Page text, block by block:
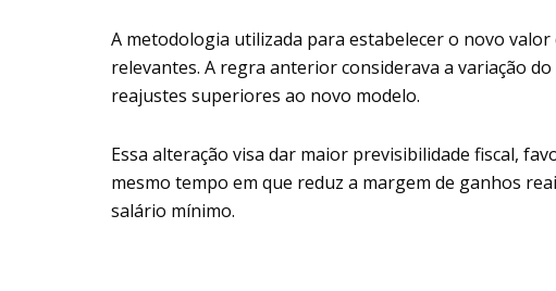
A metodologia utilizada para estabelecer o novo
relevantes. A regra anterior considerava a variação do
reajustes superiores ao novo modelo.
Essa alteração visa dar maior previsibilidade fiscal,
mesmo tempo em que reduz a margem de ganhos
salário mínimo.